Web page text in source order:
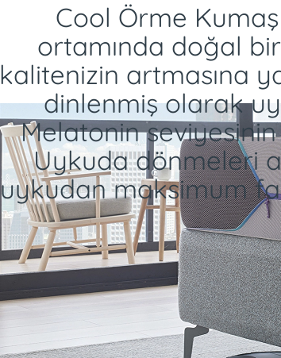
Cool Örme
ortamında doğal
kalitenizin artmasına
dinlenmiş olarak
Melatonin seviyesinin
Uykuda dönmeleri
uykudan maksimum